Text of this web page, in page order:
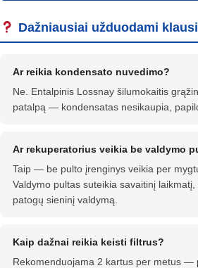
Dažniausiai užduodami
Ar reikia kondensato nuvedimo?
Ne. Entalpinis Lossnay šilumokaitis
patalpą — kondensatas nesikaupia,
Ar rekuperatorius veikia be valdymo
Taip — be pulto įrenginys veikia per
Valdymo pultas suteikia savaitinį
patogų sieninį valdymą.
Kaip dažnai reikia keisti filtrus?
Rekomenduojama 2 kartus per metus —